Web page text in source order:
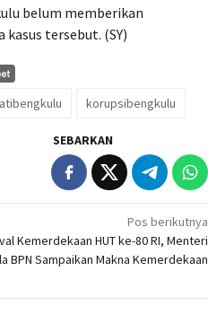
belum memberikan
tersebut. (SY)
korupsibengkulu
SEBARKAN
Pos berikutnya
Kemerdekaan HUT ke-80 RI, Menteri
BPN Sampaikan Makna Kemerdekaan